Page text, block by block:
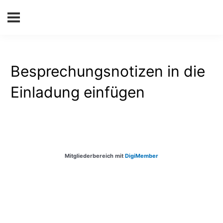
Besprechungsnotizen in die
Einladung einfügen
Mitgliederbereich mit DigiMember